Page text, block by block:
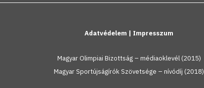
Adatvédelem | Impresszum
Magyar Olimpiai Bizottság – médiaoklevél (2015)
Magyar Sportújságírók Szövetsége – nívódíj (2018)